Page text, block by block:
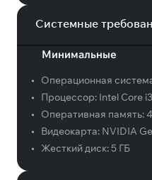
Системные
Минимальные
• Операционная
•
Процессор: Intel Core
•
Оперативная память:
•
Видеокарта: NVIDIA
•
Жесткий диск: 5 ГБ